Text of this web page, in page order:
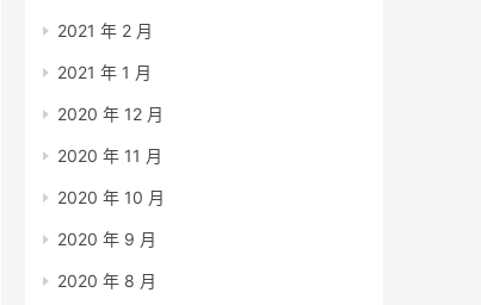
2021 年 2 月
2021 年 1 月
2020 年 12 月
2020 年 11 月
2020 年 10 月
2020 年 9 月
2020 年 8 月